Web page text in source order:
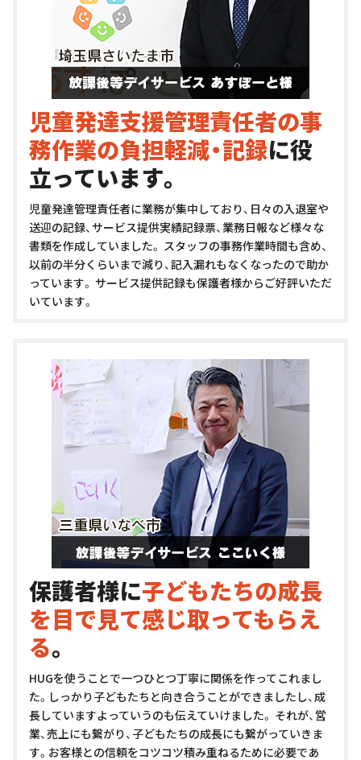
児童発達支援管理責任者の事
務作業の負担軽減・記録に役
立っています。
児童発達管理責任者に業務が集中しており、日々の入退室や
送迎の記録、サービス提供実績記録票、業務日報など様々な
書類を作成していました。 スタッフの事務作業時間も含め、
以前の半分くらいまで減り、記入漏れもなくなったので助か
っています。 サービス提供記録も保護者様からご好評いただ
いています。
保護者様に子どもたちの成長
を目で見て感じ取ってもらえ
る。
HUGを使うことで一つひとつ丁寧に関係を作ってこれまし
た。しっかり子どもたちと向き合うことができましたし、成
長していますよっていうのも伝えていけました。 それが、営
業、売上にも繋がり、子どもたちの成長にも繋がっていきま
す。お客様との信頼をコツコツ積み重ねるために必要であ